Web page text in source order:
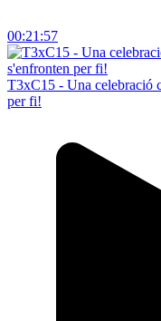
00:21:57
T3xC15 - Una celebració
per fi!